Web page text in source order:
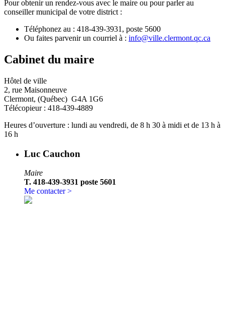
Pour obtenir un rendez-vous avec le maire ou pour parler au
conseiller municipal de votre district :
Téléphonez au : 418-439-3931, poste 5600
Ou faites parvenir un courriel à : info@ville.clermont.qc.ca
Cabinet du maire
Hôtel de ville
2, rue Maisonneuve
Clermont, (Québec) G4A 1G6
Télécopieur : 418-439-4889
Heures d’ouverture : lundi au vendredi, de 8 h 30 à midi et de 13 h à
16 h
Luc Cauchon
Maire
T. 418-439-3931 poste 5601
Me contacter >